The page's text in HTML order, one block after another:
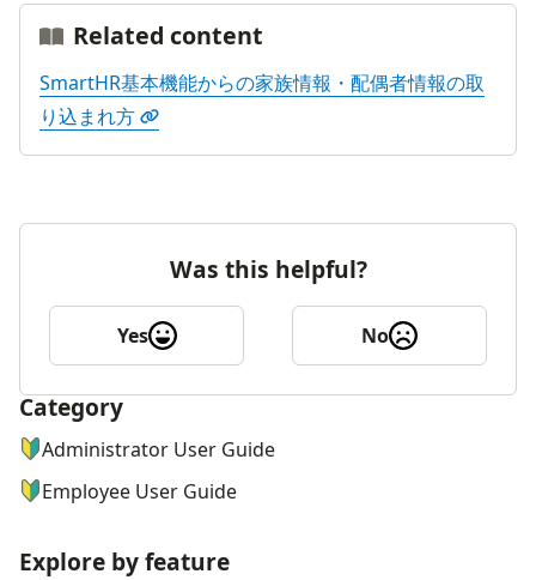
Related content
SmartHR基本機能からの家族情報・配偶者情報の取
り込まれ方
Was this helpful?
Yes No
ナビゲーションメニュー
Category
Administrator User Guide
Employee User Guide
Explore by feature